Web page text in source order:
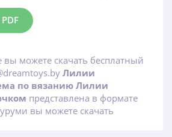
вы можете скачать бесплатный
Лилии
по вязанию Лилии
представлена в формате
вы можете скачать